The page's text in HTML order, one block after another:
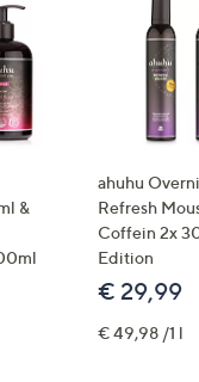
&
ahuhu
Refresh
Coffein 2x
Edition
€ 29,99
€ 49,98 /1 l